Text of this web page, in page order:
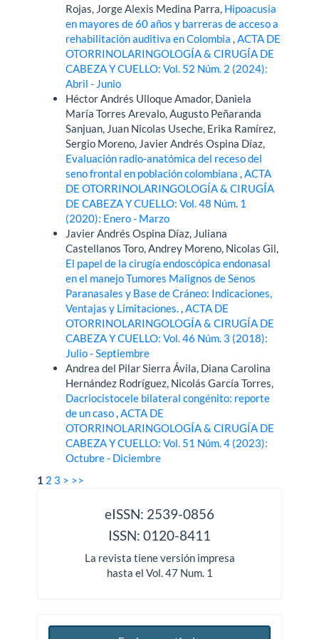
Rojas, Jorge Alexis Medina Parra, Hipoacusia
en mayores de 60 años y barreras de acceso a
rehabilitación auditiva en Colombia,ACTA DE
OTORRINOLARINGOLOGÍA & CIRUGÍA DE
CABEZA Y CUELLO: Vol. 52 Núm. 2 (2024):
Abril - Junio
Héctor Andrés Ulloque Amador, Daniela
María Torres Arevalo, Augusto Peñaranda
Sanjuan, Juan Nicolas Useche, Erika Ramírez,
Sergio Moreno, Javier Andrés Ospina Díaz,
Evaluación radio-anatómica del receso del
seno frontal en población colombiana,ACTA
DE OTORRINOLARINGOLOGÍA & CIRUGÍA
DE CABEZA Y CUELLO: Vol. 48 Núm. 1
(2020): Enero - Marzo
Javier Andrés Ospina Díaz, Juliana
Castellanos Toro, Andrey Moreno, Nicolas Gil,
El papel de la cirugía endoscópica endonasal
en el manejo Tumores Malignos de Senos
Paranasales y Base de Cráneo: Indicaciones,
Ventajas y Limitaciones.,ACTA DE
OTORRINOLARINGOLOGÍA & CIRUGÍA DE
CABEZA Y CUELLO: Vol. 46 Núm. 3 (2018):
Julio - Septiembre
Andrea del Pilar Sierra Ávila, Diana Carolina
Hernández Rodríguez, Nicolás García Torres,
Dacriocistocele bilateral congénito: reporte
de un caso,ACTA DE
OTORRINOLARINGOLOGÍA & CIRUGÍA DE
CABEZA Y CUELLO: Vol. 51 Núm. 4 (2023):
Octubre - Diciembre
1 2 3 > >>
eISSN: 2539-0856
ISSN: 0120-8411
La revista tiene versión impresa
hasta el Vol. 47 Num. 1